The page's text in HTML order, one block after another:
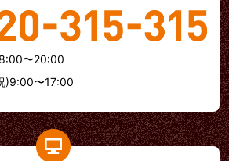
〜20:00
)9:00〜17:00